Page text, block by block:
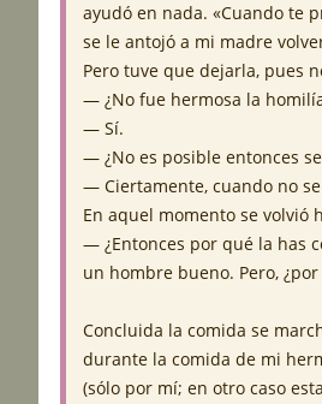
ayudó en nada. «Cuando te
se le antojó a mi madre
Pero tuve que dejarla, pues
— ¿No fue hermosa la
— Sí.
— ¿No es posible entonces
— Ciertamente, cuando no
En aquel momento se
— ¿Entonces por qué la has
un hombre bueno. Pero,
Concluida la comida se
durante la comida de mi
(sólo por mí; en otro caso